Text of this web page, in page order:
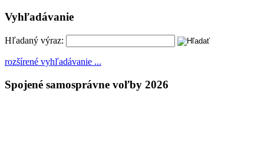
Vyhľadávanie
Hľadaný výraz:
rozšírené vyhľadávanie ...
Spojené samosprávne voľby 2026